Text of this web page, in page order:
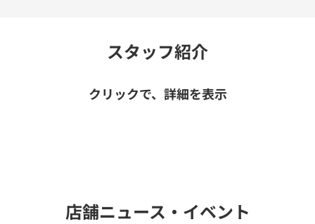
スタッフ紹介
クリックで、詳細を表示
店舗ニュース・イベント